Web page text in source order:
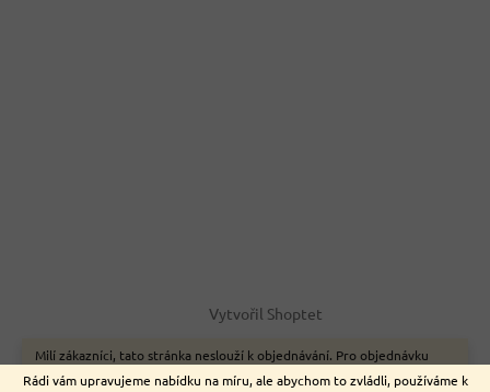
Rádi vám upravujeme nabídku na míru, ale abychom to zvládli, používáme k
Milí zákazníci, tato stránka neslouží k objednávání. Pro objednávku
zboží on-line využijte naše webové stránky www.nemeckyeshop.cz
Vytvořil Shoptet
Copyright 2026Euromarket. Všechna práva vyhrazena.